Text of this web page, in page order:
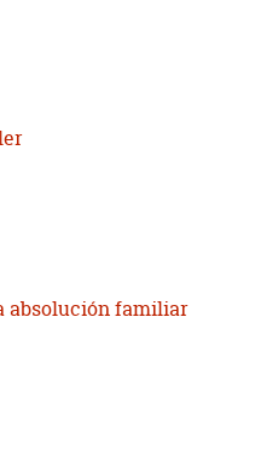
absolución familiar